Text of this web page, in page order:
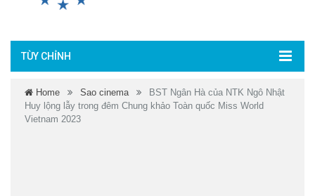
TÙY CHỈNH
Home Sao cinema
BST Ngân Hà của NTK Ngô Nhật
Huy lộng lẫy trong đêm Chung khảo Toàn quốc Miss World
Vietnam 2023